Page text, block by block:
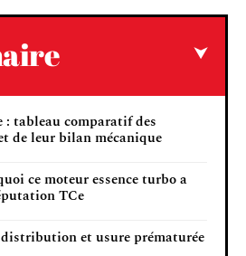
: tableau comparatif des
de leur bilan mécanique
ce moteur essence turbo a
TCe
et usure prématurée